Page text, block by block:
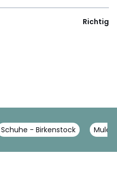
Richtig
Schuhe - Birkenstock Mules